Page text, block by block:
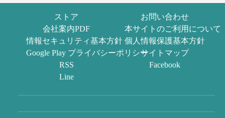
ストア
お問い合わせ
会社案内PDF
本サイトのご利用について
情報セキュリティ基本方針 個人情報保護基本方針
Google Play プライバシーポリシーサイトマップ
RSS
Facebook
Line